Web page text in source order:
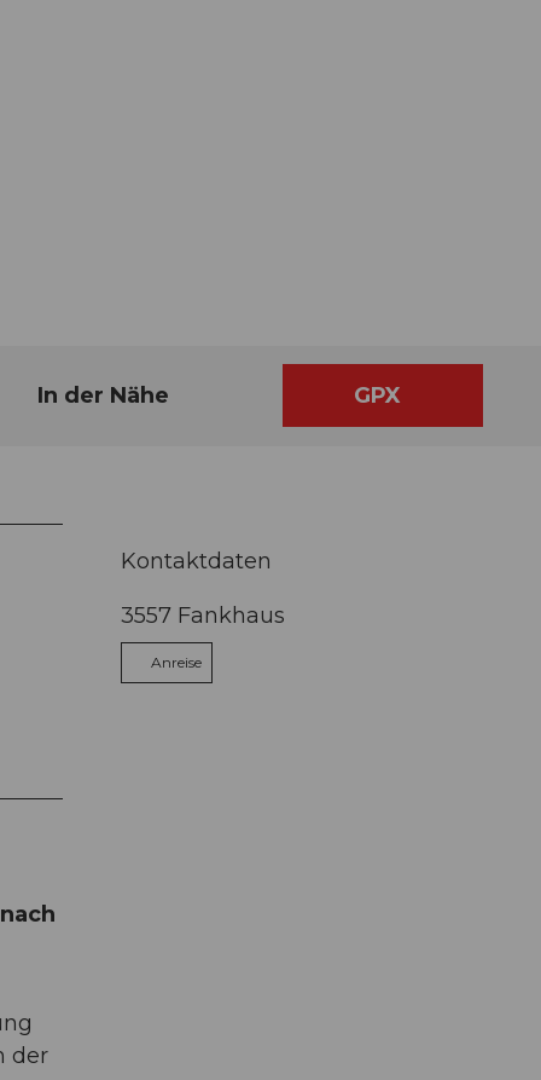
In der Nähe GPX
der
Kontaktdaten
3557 Fankhaus
Anreise